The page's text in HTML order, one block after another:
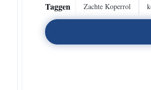
Taggen Zachte Koperrol